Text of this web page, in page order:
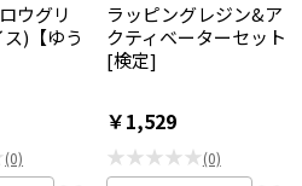
ウグリ
)【ゆう
(0)
ラッピングレジン&ア
クティベーターセット
[検定]
￥1,529
★★★★★(0)